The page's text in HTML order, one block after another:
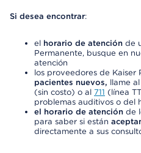
Si desea encontrar:
el horario de atención de
Permanente, busque en
atención
los proveedores de Kaiser
pacientes nuevos, llame al
(sin costo) o al 711 (línea
problemas auditivos o del
el horario de atención de
para saber si están
directamente a sus